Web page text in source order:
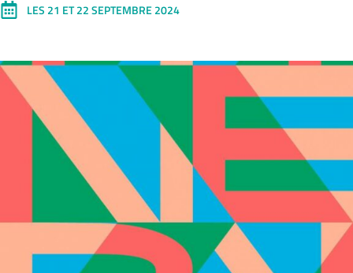
LES 21 ET 22 SEPTEMBRE 2024